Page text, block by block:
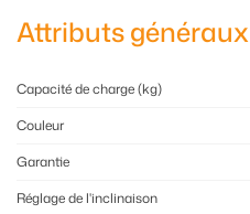
Attributs généraux
Capacité de charge (kg)
Couleur
Garantie
Réglage de l'inclinaison